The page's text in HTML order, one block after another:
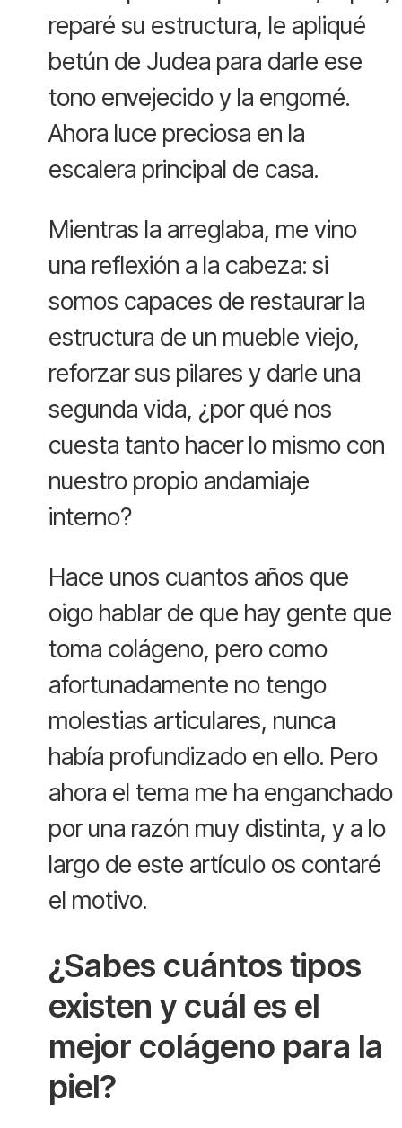
reparé su estructura, le apliqué
betún de Judea para darle ese
tono envejecido y la engomé.
Ahora luce preciosa en la
escalera principal de casa.
Mientras la arreglaba, me vino
una reflexión a la cabeza: si
somos capaces de restaurar la
estructura de un mueble viejo,
reforzar sus pilares y darle una
segunda vida, ¿por qué nos
cuesta tanto hacer lo mismo con
nuestro propio andamiaje
interno?
Hace unos cuantos años que
oigo hablar de que hay gente que
toma colágeno, pero como
afortunadamente no tengo
molestias articulares, nunca
había profundizado en ello. Pero
ahora el tema me ha enganchado
por una razón muy distinta, y a lo
largo de este artículo os contaré
el motivo.
¿Sabes cuántos tipos
existen y cuál es el
mejor colágeno para la
piel?